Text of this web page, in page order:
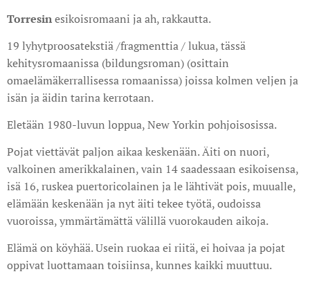
Torresinesikoisromaani ja ah, rakkautta.
19 lyhytproosatekstiä /fragmenttia / lukua, tässä
kehitysromaanissa (bildungsroman) (osittain
omaelämäkerrallisessa romaanissa) joissa kolmen veljen ja
isän ja äidin tarina kerrotaan.
Eletään 1980-luvun loppua, New Yorkin pohjoisosissa.
Pojat viettävät paljon aikaa keskenään. Äiti on nuori,
valkoinen amerikkalainen, vain 14 saadessaan esikoisensa,
isä 16, ruskea puertoricolainen ja le lähtivät pois, muualle,
elämään keskenään ja nyt äiti tekee työtä, oudoissa
vuoroissa, ymmärtämättä välillä vuorokauden aikoja.
Elämä on köyhää. Usein ruokaa ei riitä, ei hoivaa ja pojat
oppivat luottamaan toisiinsa, kunnes kaikki muuttuu.